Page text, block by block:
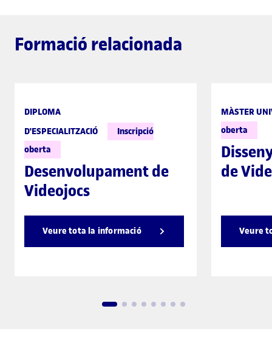
Formació relacionada
DIPLOMA
D'ESPECIALITZACIÓ
Inscripció
oberta
Desenvolupament de
Videojocs
Veure tota la informació
MÀSTER
oberta
de
Veure